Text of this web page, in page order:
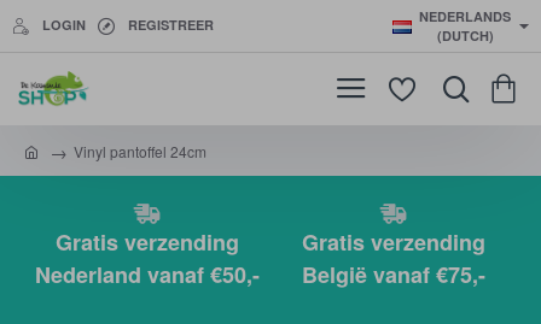
LOGIN REGISTREER
NEDERLANDS
(DUTCH)
Vinyl pantoffel 24cm
Gratis verzending
Nederland vanaf €50,-
Gratis verzending
België vanaf €75,-